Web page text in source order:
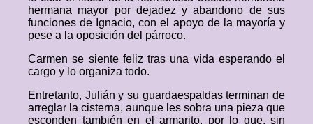
hermana mayor por dejadez y abandono de sus
funciones de Ignacio, con el apoyo de la mayoría y
pese a la oposición del párroco.
Carmen se siente feliz tras una vida esperando el
cargo y lo organiza todo.
Entretanto, Julián y su guardaespaldas terminan de
arreglar la cisterna, aunque les sobra una pieza que
esconden también en el armarito, por lo que, sin